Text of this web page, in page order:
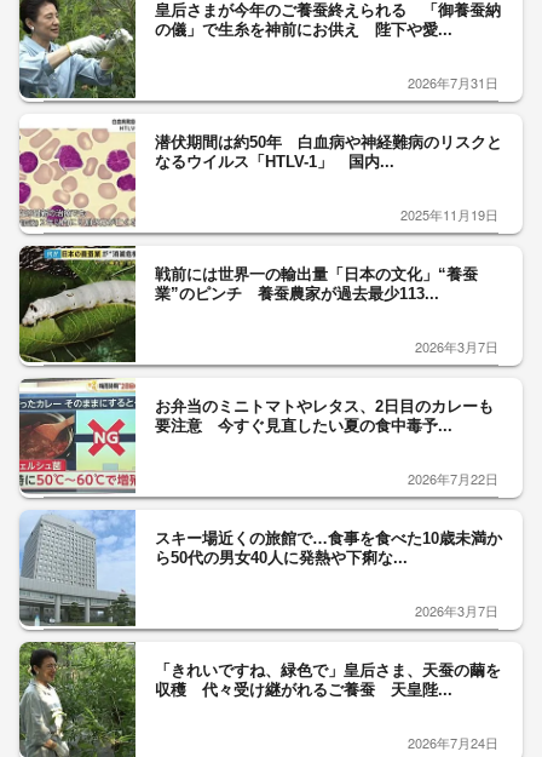
皇后さまが今年のご養蚕終えられる 「御養蚕納
の儀」で生糸を神前にお供え 陛下や愛...
2026年7月31日
潜伏期間は約50年 白血病や神経難病のリスクと
なるウイルス「HTLV-1」 国内...
2025年11月19日
戦前には世界一の輸出量「日本の文化」“養蚕
業”のピンチ 養蚕農家が過去最少113...
2026年3月7日
お弁当のミニトマトやレタス、2日目のカレーも
要注意 今すぐ見直したい夏の食中毒予...
2026年7月22日
スキー場近くの旅館で…食事を食べた10歳未満か
ら50代の男女40人に発熱や下痢な...
2026年3月7日
「きれいですね、緑色で」皇后さま、天蚕の繭を
収穫 代々受け継がれるご養蚕 天皇陛...
2026年7月24日